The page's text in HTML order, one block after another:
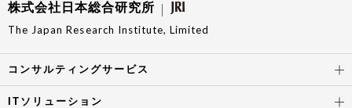
株式会社日本総合研究所
The Japan Research Institute, Limited
コンサルティングサービス
ITソリューション